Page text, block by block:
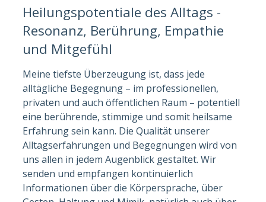
Heilungspotentiale des Alltags -
Resonanz, Berührung, Empathie
und Mitgefühl
Meine tiefste Überzeugung ist, dass jede
alltägliche Begegnung – im professionellen,
privaten und auch öffentlichen Raum – potentiell
eine berührende, stimmige und somit heilsame
Erfahrung sein kann. Die Qualität unserer
Alltagserfahrungen und Begegnungen wird von
uns allen in jedem Augenblick gestaltet. Wir
senden und empfangen kontinuierlich
Informationen über die Körpersprache, über